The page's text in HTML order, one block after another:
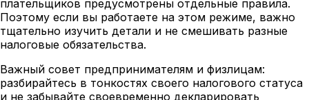
плательщиков предусмотрены отдельные правила.
Поэтому если вы работаете на этом режиме, важно
тщательно изучить детали и не смешивать разные
налоговые обязательства.
Важный совет предпринимателям и физлицам:
разбирайтесь в тонкостях своего налогового статуса
и не забывайте своевременно декларировать